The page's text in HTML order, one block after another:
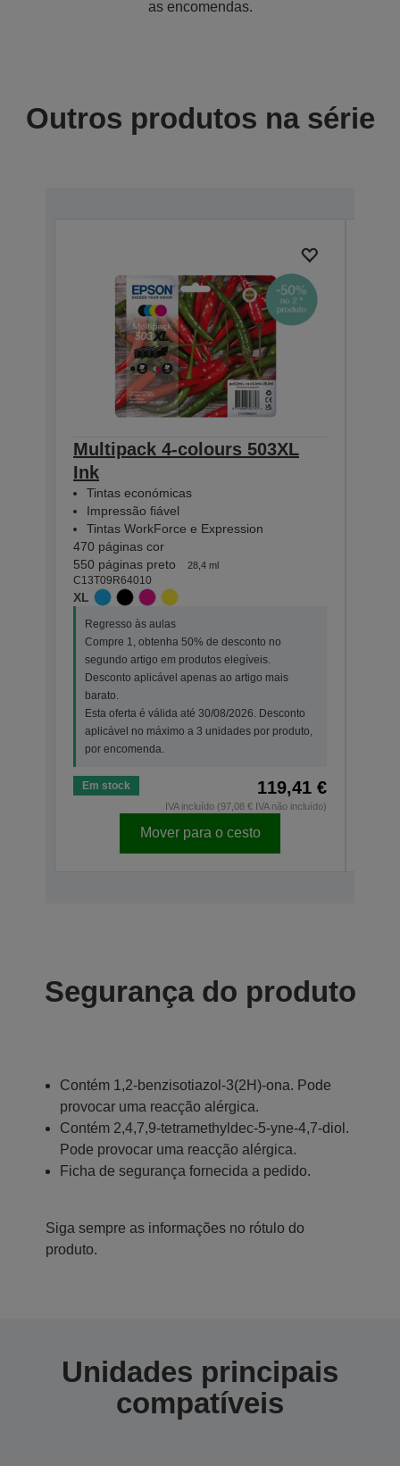
as encomendas.
Outros produtos na série
Multipack 4-colours 503XL
Ink
Tintas económicas
Impressão fiável
Tintas WorkForce e Expression
470 páginas cor
550 páginas preto
28,4 ml
C13T09R64010
XL
Regresso às aulas
Compre 1, obtenha 50% de desconto no
segundo artigo em produtos elegíveis.
Desconto aplicável apenas ao artigo mais
barato.
Esta oferta é válida até 30/08/2026. Desconto
aplicável no máximo a 3 unidades por produto,
por encomenda.
Em stock 119,41 €
IVA incluído (97,08 € IVA não incluído)
Mover para o cesto
Segurança do produto
Contém 1,2-benzisotiazol-3(2H)-ona. Pode
provocar uma reacção alérgica.
Contém 2,4,7,9-tetramethyldec-5-yne-4,7-diol.
Pode provocar uma reacção alérgica.
Ficha de segurança fornecida a pedido.
Siga sempre as informações no rótulo do
produto.
Unidades principais
compatíveis